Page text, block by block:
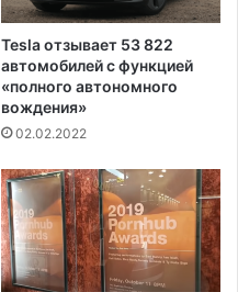
Tesla отзывает 53 822
автомобилей с функцией
«полного автономного
вождения»
02.02.2022